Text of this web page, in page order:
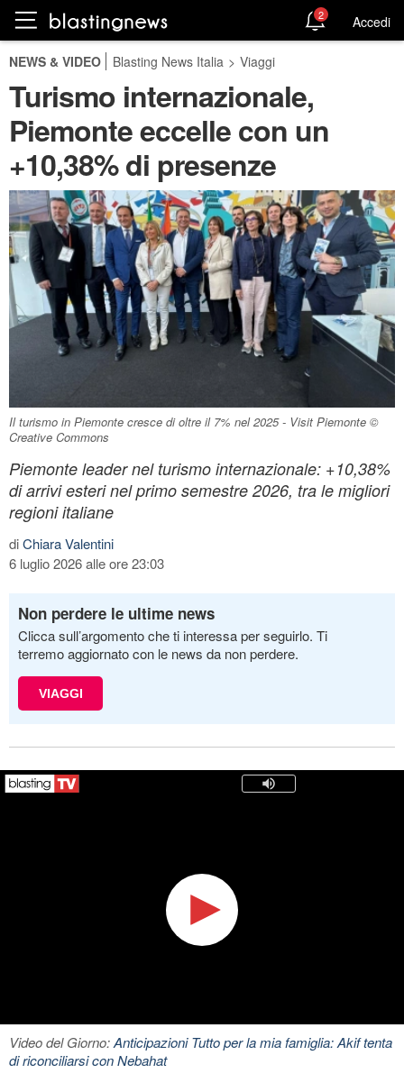
2 Accedi
NEWS & VIDEO Blasting News Italia > Viaggi
Turismo internazionale,
Piemonte eccelle con un
+10,38% di presenze
Il turismo in Piemonte cresce di oltre il 7% nel 2025 - Visit Piemonte ©
Creative Commons
Piemonte leader nel turismo internazionale: +10,38%
di arrivi esteri nel primo semestre 2026, tra le migliori
regioni italiane
diChiara Valentini
6 luglio 2026 alle ore 23:03
Non perdere le ultime news
Clicca sull’argomento che ti interessa per seguirlo. Ti
terremo aggiornato con le news da non perdere.
VIAGGI
Video del Giorno:Anticipazioni Tutto per la mia famiglia: Akif tenta
di riconciliarsi con Nebahat